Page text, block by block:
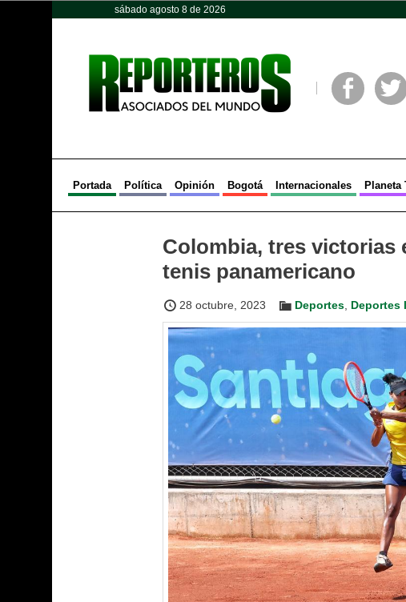
sábado agosto 8 de 2026
Portada Política Opinión Bogotá Internacionales Planeta
Colombia, tres victorias
tenis panamericano
28 octubre, 2023 Deportes Deportes
Opinión Política